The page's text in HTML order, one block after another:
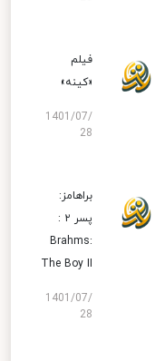
فیلم
«کینه»
1401/07/
28
براهامز:
پسر ۲ :
Brahms:
The Boy II
1401/07/
28